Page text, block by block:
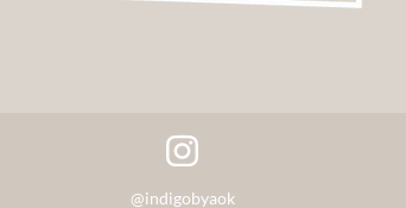
@indigobyaok